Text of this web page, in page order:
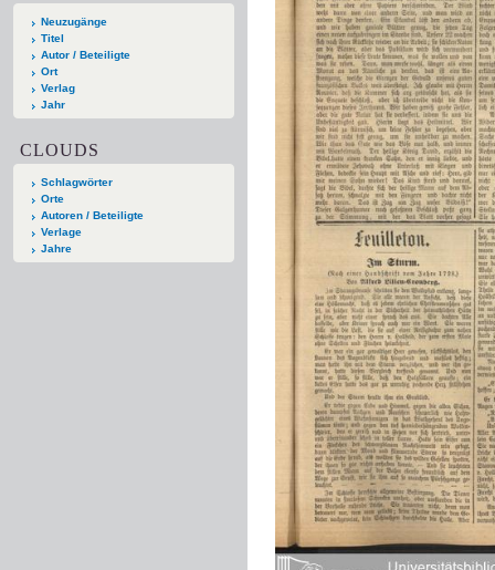
Neuzugänge
Titel
Autor / Beteiligte
Ort
Verlag
Jahr
CLOUDS
Schlagwörter
Orte
Autoren / Beteiligte
Verlage
Jahre